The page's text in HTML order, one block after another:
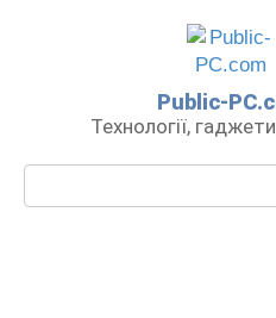
Public-
Технології,